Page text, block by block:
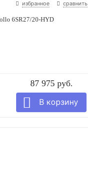
избранное сравнить
6SR27/20-HYD
87 975 руб.